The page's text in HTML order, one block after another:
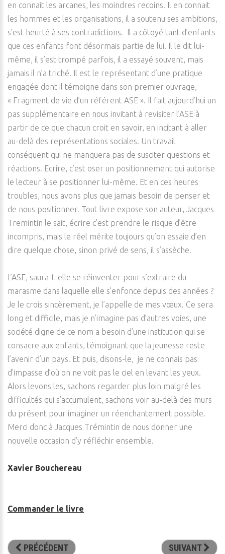
en connait les arcanes, les moindres recoins. Il en connait
les hommes et les organisations, il a soutenu ses ambitions,
s’est heurté à ses contradictions. Il a côtoyé tant d’enfants
que ces enfants font désormais partie de lui. Il le dit lui-
même, il s’est trompé parfois, il a essayé souvent, mais
jamais il n’a triché. Il est le représentant d’une pratique
engagée dont il témoigne dans son premier ouvrage,
« Fragment de vie d’un référent ASE ». Il fait aujourd’hui un
pas supplémentaire en nous invitant à revisiter l’ASE à
partir de ce que chacun croit en savoir, en incitant à aller
au-delà des représentations sociales. Un travail
conséquent qui ne manquera pas de susciter questions et
réactions. Ecrire, c’est oser un positionnement qui autorise
le lecteur à se positionner lui-même. Et en ces heures
troubles, nous avons plus que jamais besoin de penser et
de nous positionner. Tout livre expose son auteur, Jacques
Tremintin le sait, écrire c’est prendre le risque d’être
incompris, mais le réel mérite toujours qu’on essaie d’en
dire quelque chose, sinon privé de sens, il s’assèche.
L’ASE, saura-t-elle se réinventer pour s’extraire du
marasme dans laquelle elle s’enfonce depuis des années ?
Je le crois sincèrement, je l’appelle de mes vœux. Ce sera
long et difficile, mais je n’imagine pas d’autres voies, une
société digne de ce nom a besoin d’une institution qui se
consacre aux enfants, témoignant que la jeunesse reste
l’avenir d’un pays. Et puis, disons-le, je ne connais pas
d’impasse d’où on ne voit pas le ciel en levant les yeux.
Alors levons les, sachons regarder plus loin malgré les
difficultés qui s’accumulent, sachons voir au-delà des murs
du présent pour imaginer un réenchantement possible.
Merci donc à Jacques Trémintin de nous donner une
nouvelle occasion d’y réfléchir ensemble.
Xavier Bouchereau
Commander le livre
PRÉCÉDENT SUIVANT